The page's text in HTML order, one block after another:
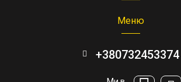
Меню
+380732453374